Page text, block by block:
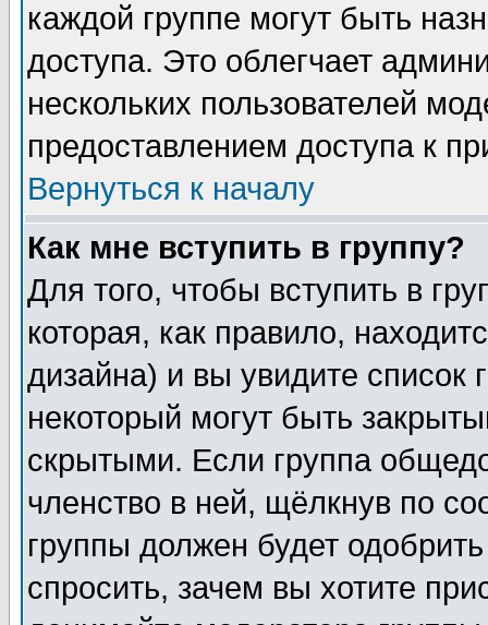
каждой группе могут быть
доступа. Это облегчает
нескольких пользователей
предоставлением доступа к
Вернуться к началу
Как мне вступить в группу?
Для того, чтобы вступить в
которая, как правило,
дизайна) и вы увидите список
некоторый могут быть
скрытыми. Если группа
членство в ней, щёлкнув по
группы должен будет
спросить, зачем вы хотите